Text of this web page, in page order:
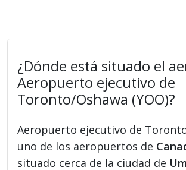
¿Dónde está situado el
Aeropuerto ejecutivo de
Toronto/Oshawa (YOO)?
Aeropuerto ejecutivo de
uno de los aeropuertos de
situado cerca de la ciudad de